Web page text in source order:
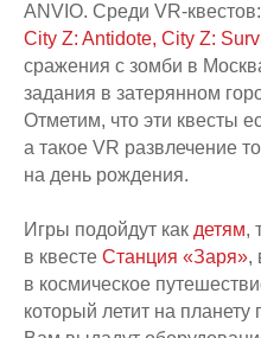
ANVIO. Среди VR-квестов:
City Z: Antidote, City Z:
сражения с зомби в
задания в затерянном
Отметим, что эти квесты
а такое VR развлечение
на день рождения.
Игры подойдут как детям,
в квесте Станция «Заря»,
в космическое
который летит на
Номер телефона:
+7